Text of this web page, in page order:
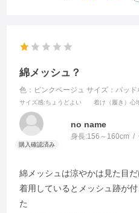
綿メッシュ？
色：ピンクベージュ サイズ：パッド
サイズ感:ちょうどよい 着け（履き）心
no name
身長:156～160cm
綿メッシュは涼やかは見た目
着用しているとメッシュ跡が
た